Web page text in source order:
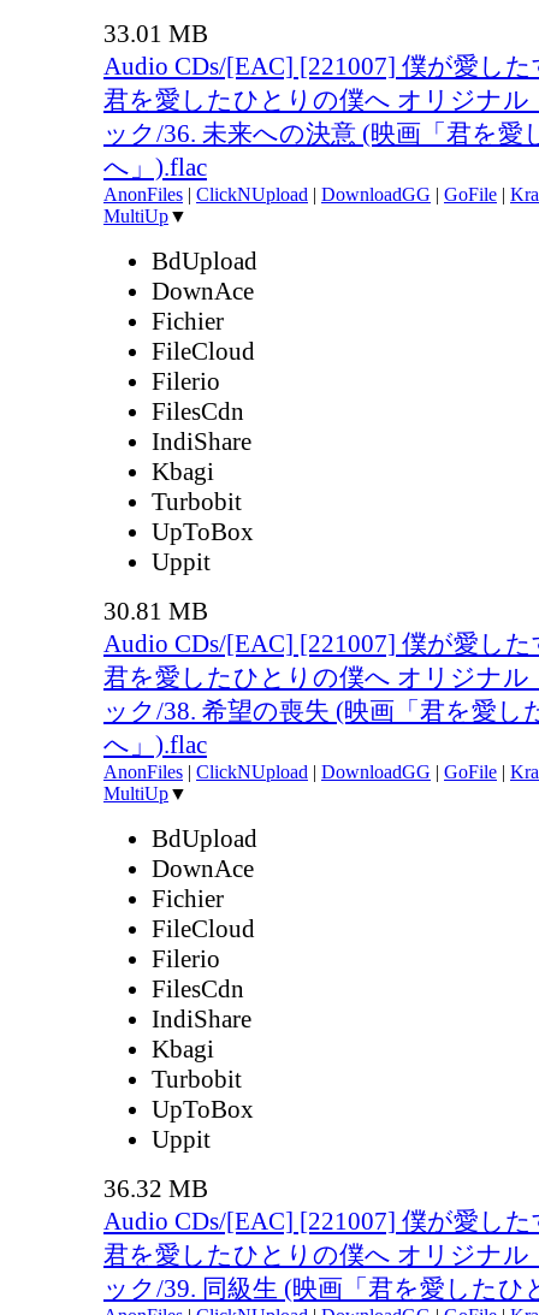
33.01 MB
Audio CDs/[EAC] [221007] 僕が愛し
君を愛したひとりの僕へ オリジナ
ック/36. 未来への決意 (映画「君を愛
へ」).flac
AnonFiles | ClickNUpload | DownloadGG | GoFile |
MultiUp▼
BdUpload
DownAce
Fichier
FileCloud
Filerio
FilesCdn
IndiShare
Kbagi
Turbobit
UpToBox
Uppit
30.81 MB
Audio CDs/[EAC] [221007] 僕が愛し
君を愛したひとりの僕へ オリジナ
ック/38. 希望の喪失 (映画「君を愛し
へ」).flac
AnonFiles | ClickNUpload | DownloadGG | GoFile |
MultiUp▼
BdUpload
DownAce
Fichier
FileCloud
Filerio
FilesCdn
IndiShare
Kbagi
Turbobit
UpToBox
Uppit
36.32 MB
Audio CDs/[EAC] [221007] 僕が愛し
君を愛したひとりの僕へ オリジナ
ック/39. 同級生 (映画「君を愛したひ